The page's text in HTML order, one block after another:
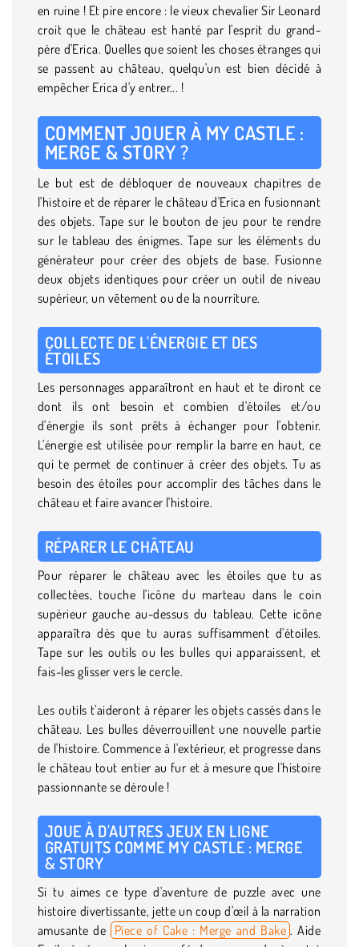
en ruine ! Et pire encore : le vieux chevalier Sir Leonard
croit que le château est hanté par l'esprit du grand-
père d'Erica. Quelles que soient les choses étranges qui
se passent au château, quelqu'un est bien décidé à
empêcher Erica d'y entrer... !
COMMENT JOUER À MY CASTLE :
MERGE & STORY ?
Le but est de débloquer de nouveaux chapitres de
l'histoire et de réparer le château d'Erica en fusionnant
des objets. Tape sur le bouton de jeu pour te rendre
sur le tableau des énigmes. Tape sur les éléments du
générateur pour créer des objets de base. Fusionne
deux objets identiques pour créer un outil de niveau
supérieur, un vêtement ou de la nourriture.
COLLECTE DE L'ÉNERGIE ET DES
ÉTOILES
Les personnages apparaîtront en haut et te diront ce
dont ils ont besoin et combien d'étoiles et/ou
d'énergie ils sont prêts à échanger pour l'obtenir.
L'énergie est utilisée pour remplir la barre en haut, ce
qui te permet de continuer à créer des objets. Tu as
besoin des étoiles pour accomplir des tâches dans le
château et faire avancer l'histoire.
RÉPARER LE CHÂTEAU
Pour réparer le château avec les étoiles que tu as
collectées, touche l'icône du marteau dans le coin
supérieur gauche au-dessus du tableau. Cette icône
apparaîtra dès que tu auras suffisamment d'étoiles.
Tape sur les outils ou les bulles qui apparaissent, et
fais-les glisser vers le cercle.
Les outils t'aideront à réparer les objets cassés dans le
château. Les bulles déverrouillent une nouvelle partie
de l'histoire. Commence à l'extérieur, et progresse dans
le château tout entier au fur et à mesure que l'histoire
passionnante se déroule !
JOUE À D'AUTRES JEUX EN LIGNE
GRATUITS COMME MY CASTLE : MERGE
& STORY
Si tu aimes ce type d'aventure de puzzle avec une
histoire divertissante, jette un coup d'œil à la narration
amusante de Piece of Cake : Merge and Bake . Aide